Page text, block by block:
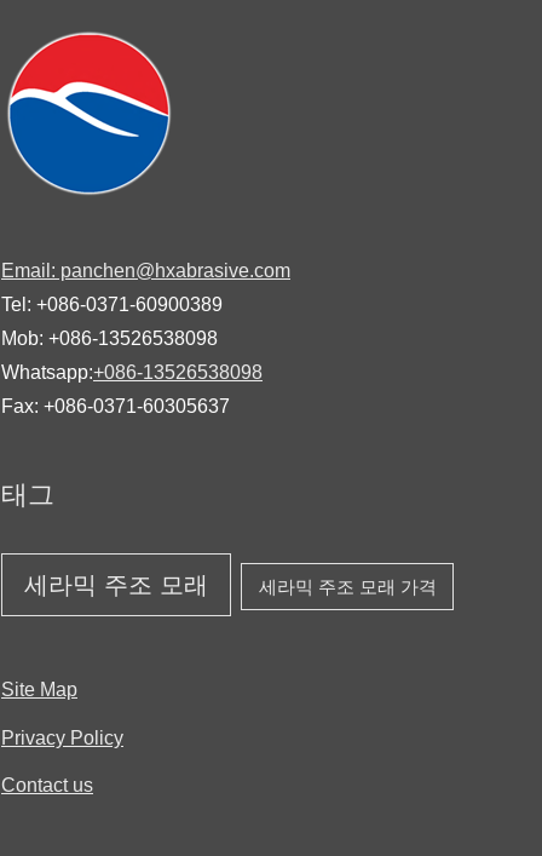
Email: panchen@hxabrasive.com
Tel: +086-0371-60900389
Mob: +086-13526538098
Whatsapp:+086-13526538098
Fax: +086-0371-60305637
태그
세라믹 주조 모래 세라믹 주조 모래 가격
Site Map
Privacy Policy
Contact us